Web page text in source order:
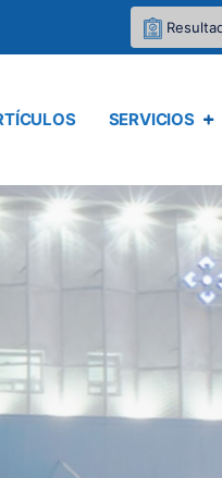
SERVICIOS